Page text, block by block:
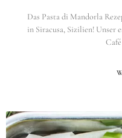
Das Pasta di Mandorla
in Siracusa, Sizilien! Unser